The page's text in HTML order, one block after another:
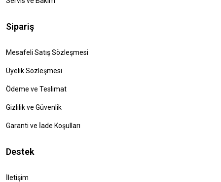
Sipariş
Mesafeli Satış Sözleşmesi
Üyelik Sözleşmesi
Ödeme ve Teslimat
Gizlilik ve Güvenlik
Garanti ve İade Koşulları
Destek
İletişim